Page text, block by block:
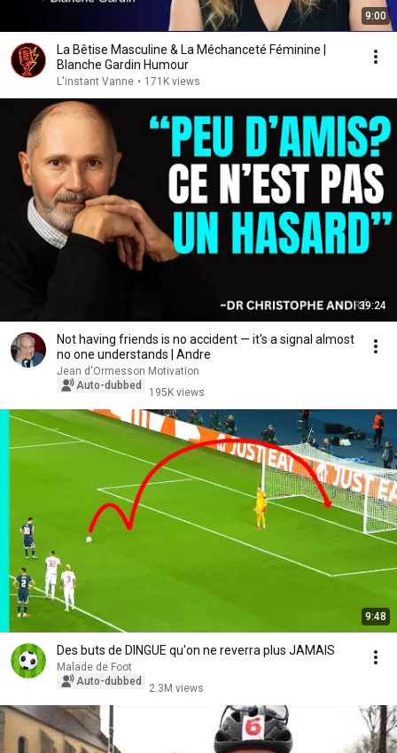
9:00
La Bêtise Masculine & La Méchanceté Féminine |
Blanche Gardin Humour
L'instant Vanne • 171K views
39:24
Not having friends is no accident — it's a signal almost
no one understands | Andre
Jean d'Ormesson Motivation
Auto-dubbed
195K views
9:48
Des buts de DINGUE qu'on ne reverra plus JAMAIS
Malade de Foot
Auto-dubbed
2.3M views